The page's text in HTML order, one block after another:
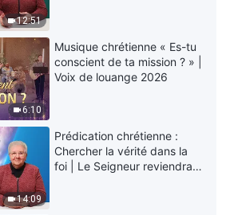
Musique chrétienne « Pour servir
Dieu, tu dois Lui donner ton
cœur »
Musique chrétienne « Renoncer
à la chair revient à pratiquer la
vérité »
Musique chrétienne « Dieu
attend toujours que l'homme
revienne vers Lui »
12:51
6:10
Musique chrétienne « Es-tu
conscient de ta mission ? » |
Voix de louange 2026
14:09
Prédication chrétienne :
Chercher la vérité dans la
foi | Le Seigneur reviendra-